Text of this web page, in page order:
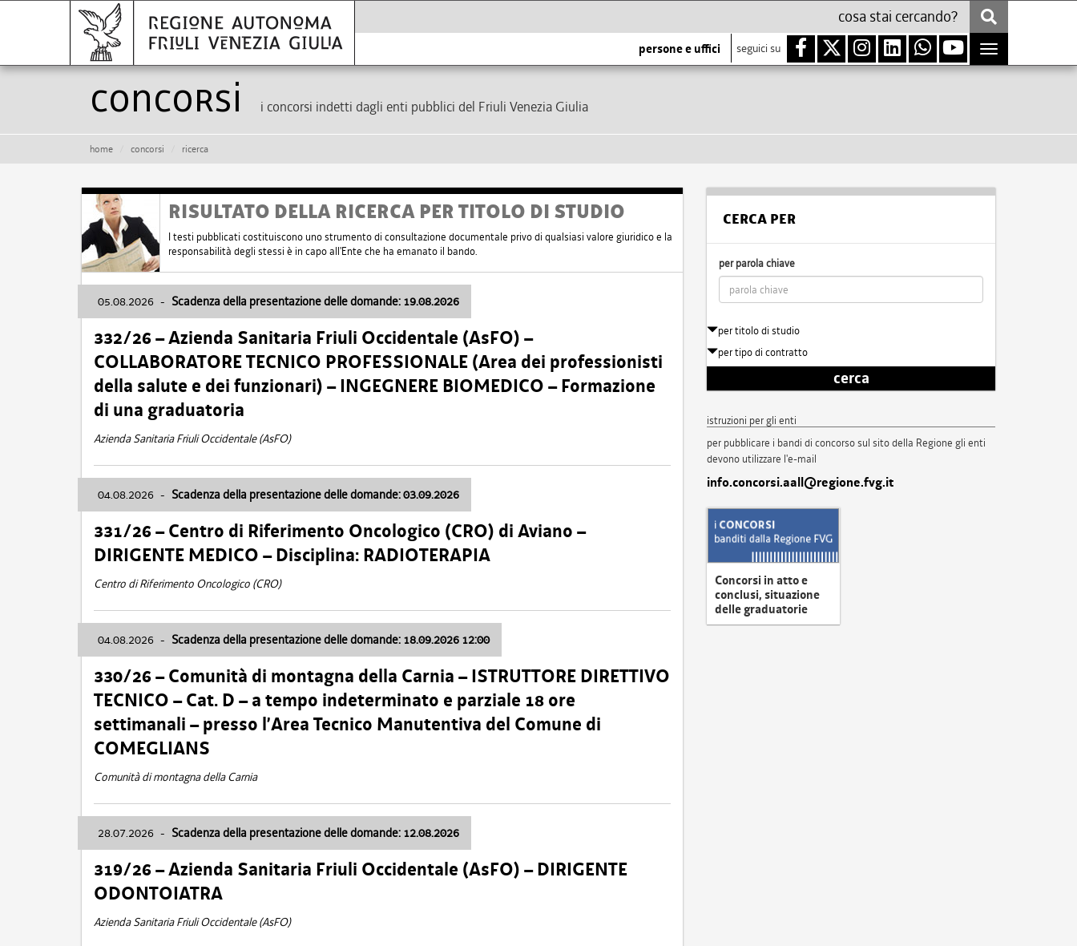
persone e uffici seguici su
Toggle
navigation
Concorsi i concorsi indetti dagli enti pubblici del Friuli Venezia Giulia
home concorsi ricerca
RISULTATO DELLA RICERCA PER TITOLO DI STUDIO
I testi pubblicati costituiscono uno strumento di consultazione documentale privo di qualsiasi valore giuridico e la
responsabilità degli stessi è in capo all'Ente che ha emanato il bando.
05.08.2026 - Scadenza della presentazione delle domande: 19.08.2026
332/26 – Azienda Sanitaria Friuli Occidentale (AsFO) –
COLLABORATORE TECNICO PROFESSIONALE (Area dei professionisti
della salute e dei funzionari) – INGEGNERE BIOMEDICO – Formazione
di una graduatoria
Azienda Sanitaria Friuli Occidentale (AsFO)
04.08.2026 - Scadenza della presentazione delle domande: 03.09.2026
331/26 – Centro di Riferimento Oncologico (CRO) di Aviano –
DIRIGENTE MEDICO – Disciplina: RADIOTERAPIA
Centro di Riferimento Oncologico (CRO)
04.08.2026 - Scadenza della presentazione delle domande: 18.09.2026 12:00
330/26 – Comunità di montagna della Carnia – ISTRUTTORE DIRETTIVO
TECNICO – Cat. D – a tempo indeterminato e parziale 18 ore
settimanali – presso l’Area Tecnico Manutentiva del Comune di
COMEGLIANS
Comunità di montagna della Carnia
28.07.2026 - Scadenza della presentazione delle domande: 12.08.2026
319/26 – Azienda Sanitaria Friuli Occidentale (AsFO) – DIRIGENTE
ODONTOIATRA
Azienda Sanitaria Friuli Occidentale (AsFO)
CERCA PER
per parola chiave
per titolo di studio
per tipo di contratto
cerca
istruzioni per gli enti
per pubblicare i bandi di concorso sul sito della Regione gli enti
devono utilizzare l'e-mail
info.concorsi.aall@regione.fvg.it
Concorsi in atto e
conclusi, situazione
delle graduatorie